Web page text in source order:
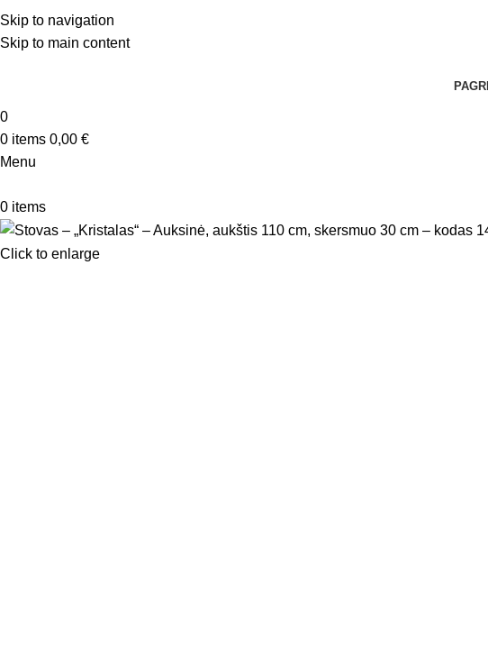
Skip to navigation
Skip to main content
0
0 items 0,00 €
Menu
0 items
Click to enlarge